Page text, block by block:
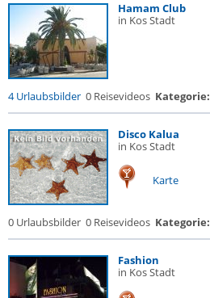
Hamam Club
in Kos Stadt
4 Urlaubsbilder 0 Reisevideos Kategorie:
Disco Kalua
in Kos Stadt
Karte
0 Urlaubsbilder 0 Reisevideos Kategorie:
Fashion
in Kos Stadt